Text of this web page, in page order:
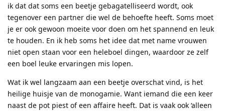
ik dat dat soms een beetje gebagatelliseerd wordt, ook
tegenover een partner die wel de behoefte heeft. Soms moet
je er ook gewoon moeite voor doen om het spannend en leuk
te houden. En ik heb soms het idee dat met name vrouwen
niet open staan voor een heleboel dingen, waardoor ze zelf
een boel leuke ervaringen mis lopen.
Wat ik wel langzaam aan een beetje overschat vind, is het
heilige huisje van de monogamie. Want iemand die een keer
naast de pot piest of een affaire heeft. Dat is vaak ook ‘alleen